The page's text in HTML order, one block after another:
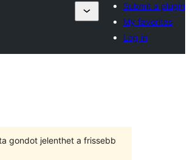
Submit a plugin
My favorites
Log in
gondot jelenthet a frissebb